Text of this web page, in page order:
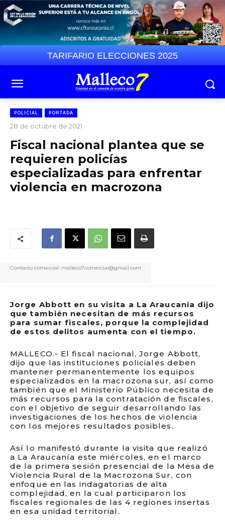
TARIFARIO ELECCIONES 2025
POLICIAL PORTADA
28 de octubre de 2021
Fiscal nacional plantea que se
requieren policías
especializadas para enfrentar
violencia en macrozona
Contacto comercial: malleco7comercial@gmail.com
Jorge Abbott en su visita a La Araucanía dijo
que también necesitan de más recursos
para sumar fiscales, porque la complejidad
de estos delitos aumenta con el tiempo.
MALLECO.- El fiscal nacional, Jorge Abbott,
dijo que las instituciones policiales deben
mantener permanentemente los equipos
especializados en la macrozona sur, así como
también que el Ministerio Público necesita de
más recursos para la contratación de fiscales,
con el objetivo de seguir desarrollando las
investigaciones de los hechos de violencia
con los mejores resultados posibles.
Así lo manifestó durante la visita que realizó
a La Araucanía este miércoles, en el marco
de la primera sesión presencial de la Mesa de
Violencia Rural de la Macrozona Sur, con
enfoque en las indagatorias de alta
complejidad, en la cual participaron los
fiscales regionales de las 4 regiones insertas
en esa unidad territorial.